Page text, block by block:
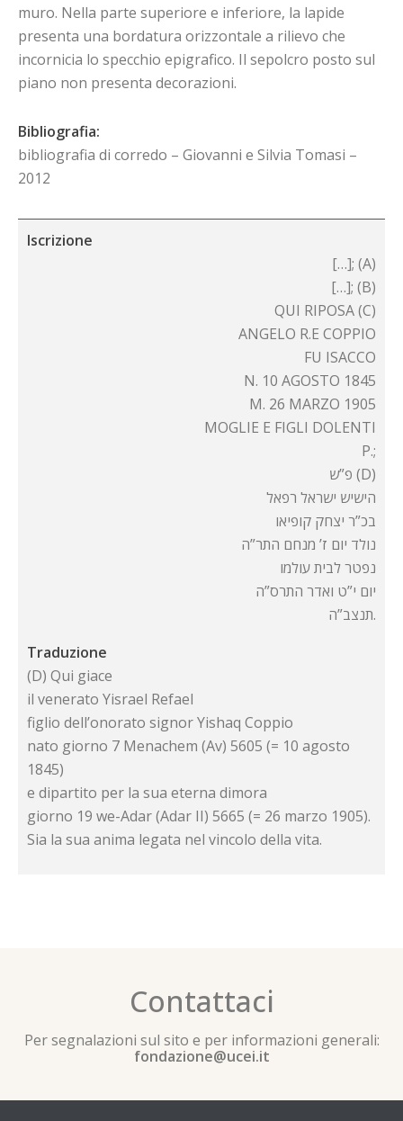
muro. Nella parte superiore e inferiore, la lapide
presenta una bordatura orizzontale a rilievo che
incornicia lo specchio epigrafico. Il sepolcro posto sul
piano non presenta decorazioni.
Bibliografia:
bibliografia di corredo – Giovanni e Silvia Tomasi –
2012
Iscrizione
[…]; (A)
[…]; (B)
QUI RIPOSA (C)
ANGELO R.E COPPIO
FU ISACCO
N. 10 AGOSTO 1845
M. 26 MARZO 1905
MOGLIE E FIGLI DOLENTI
P.;
פ”ש (D)
הישיש ישראל רפאל
בכ”ר יצחק קופיאו
נולד יום ז’ מנחם התר”ה
נפטר לבית עולמו
יום י”ט ואדר התרס”ה
תנצב”ה.
Traduzione
(D) Qui giace
il venerato Yisrael Refael
figlio dell’onorato signor Yishaq Coppio
nato giorno 7 Menachem (Av) 5605 (= 10 agosto
1845)
e dipartito per la sua eterna dimora
giorno 19 we-Adar (Adar II) 5665 (= 26 marzo 1905).
Sia la sua anima legata nel vincolo della vita.
Contattaci
Per segnalazioni sul sito e per informazioni generali:
fondazione@ucei.it